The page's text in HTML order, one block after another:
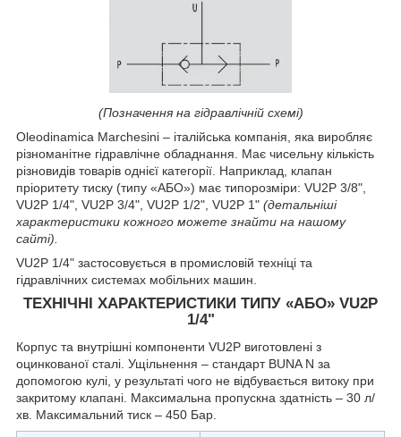
(Позначення на гідравлічній схемі)
Oleodinamica Marchesini – італійська компанія, яка виробляє
різноманітне гідравлічне обладнання. Має чисельну кількість
різновидів товарів однієї категорії. Наприклад, клапан
пріоритету тиску (типу «АБО») має типорозміри: VU2P 3/8",
VU2P 1/4", VU2P 3/4", VU2P 1/2", VU2P 1" (детальніші
характеристики кожного можете знайти на нашому
сайті).
VU2P 1/4" застосовується в промисловій техніці та
гідравлічних системах мобільних машин.
ТЕХНІЧНІ ХАРАКТЕРИСТИКИ ТИПУ «АБО» VU2P
1/4"
Корпус та внутрішні компоненти VU2P виготовлені з
оцинкованої сталі. Ущільнення – стандарт BUNA N за
допомогою кулі, у результаті чого не відбувається витоку при
закритому клапані. Максимальна пропускна здатність – 30 л/
хв. Максимальний тиск – 450 Бар.